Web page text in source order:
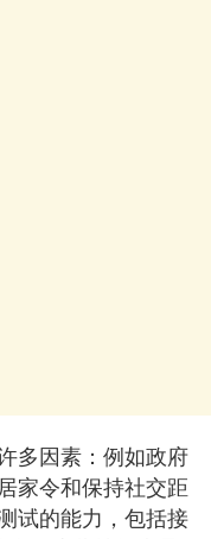
多因素：例如政府
家令和保持社交距
试的能力，包括接